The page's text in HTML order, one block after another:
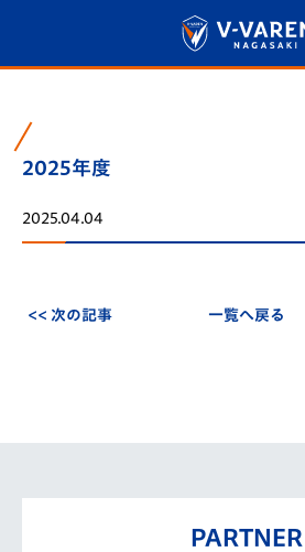
2025年度
2025.04.04
<< 次の記事 一覧へ戻る
PARTNER